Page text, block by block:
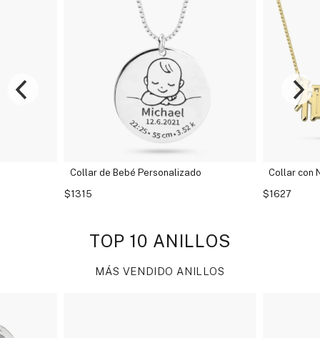
Collar con Nombre Chino
$1627
Collar
TOP 10 ANILLOS
MÁS VENDIDO ANILLOS